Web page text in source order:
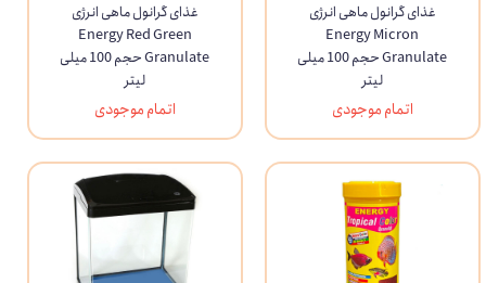
غذای گرانول ماهی انرژی
Energy Micron
Granulate حجم 100 میلی
لیتر
اتمام موجودی
غذای گرانول ماهی انرژی
Energy Red Green
Granulate حجم 100 میلی
لیتر
اتمام موجودی